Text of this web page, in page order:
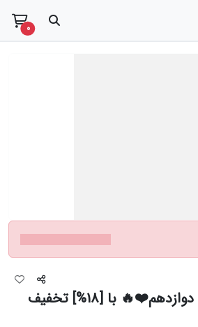
0
items
فصل آزمون هندسه دوازدهم❤️🔥 با [18%] تخفیف